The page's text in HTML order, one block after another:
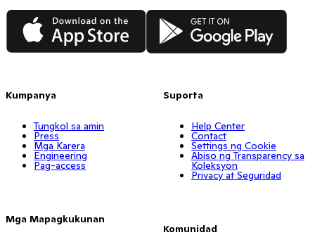
App Store Google Play
Kumpanya
Tungkol sa amin
Press
Mga Karera
Engineering
Pag-access
Mga Mapagkukunan
Suporta
Help Center
Contact
Settings ng Cookie
Abiso ng Transparency sa
Koleksyon
Privacy at Seguridad
Komunidad